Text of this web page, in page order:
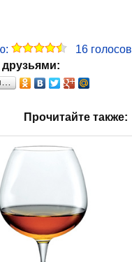
16 голосов
друзьями:
Прочитайте также: